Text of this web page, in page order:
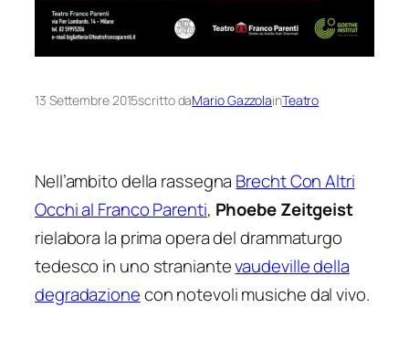
13 Settembre 2015scritto daMario GazzolainTeatro
Nell’ambito della rassegna Brecht Con Altri
Occhi al Franco Parenti, Phoebe Zeitgeist
rielabora la prima opera del drammaturgo
tedesco in uno straniantevaudeville della
degradazionecon notevoli musiche dal vivo.